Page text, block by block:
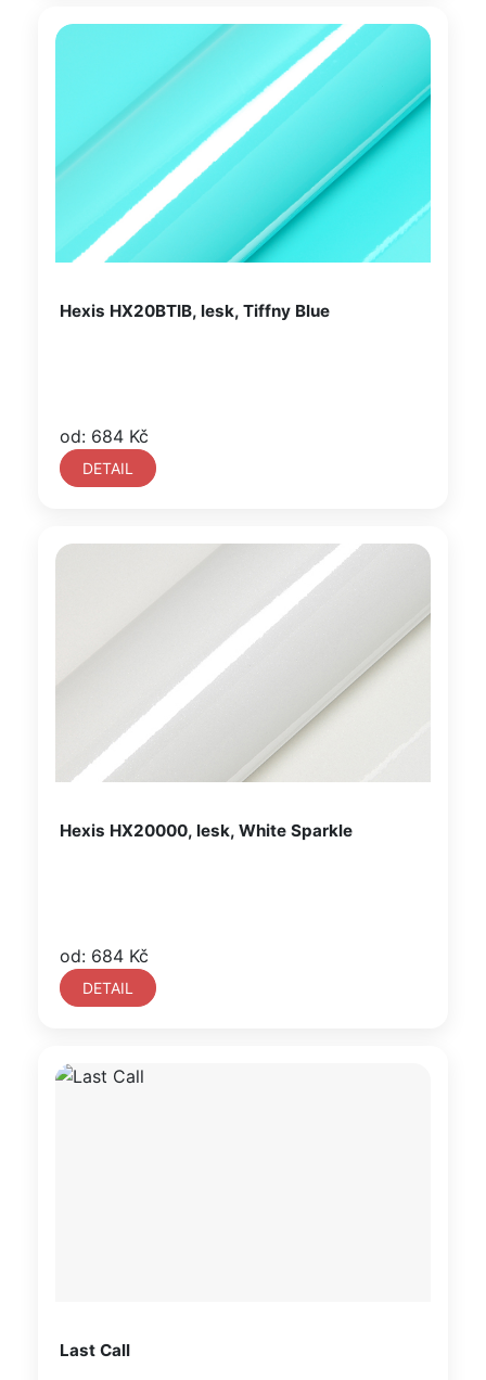
Hexis HX20BTIB, lesk, Tiffny Blue
od: 684 Kč
DETAIL
Hexis HX20000, lesk, White Sparkle
od: 684 Kč
DETAIL
Last Call